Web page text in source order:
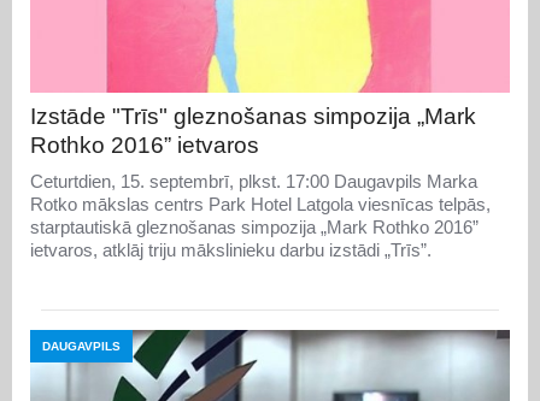
Izstāde "Trīs" gleznošanas simpozija „Mark
Rothko 2016” ietvaros
Ceturtdien, 15. septembrī, plkst. 17:00 Daugavpils Marka
Rotko mākslas centrs Park Hotel Latgola viesnīcas telpās,
starptautiskā gleznošanas simpozija „Mark Rothko 2016”
ietvaros, atklāj triju mākslinieku darbu izstādi „Trīs”.
DAUGAVPILS